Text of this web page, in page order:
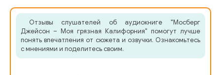
77 - 76 Джоди
78 - 77 Пен
Отзывы слушателей об аудиокниге "Мосберг
Джейсон – Моя грязная Калифорния" помогут лучше
понять впечатления от сюжета и озвучки. Ознакомьтесь
с мнениями и поделитесь своим.